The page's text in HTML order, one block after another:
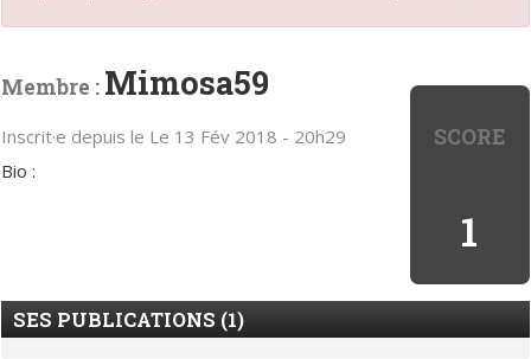
SCORE
1
Membre : Mimosa59
Inscrit·e depuis le Le 13 Fév 2018 - 20h29
Bio :
SES PUBLICATIONS (1)